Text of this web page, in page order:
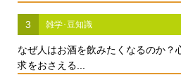
3 雑学･豆知識
なぜ人はお酒を飲みたくなるのか？
求をおさえる...